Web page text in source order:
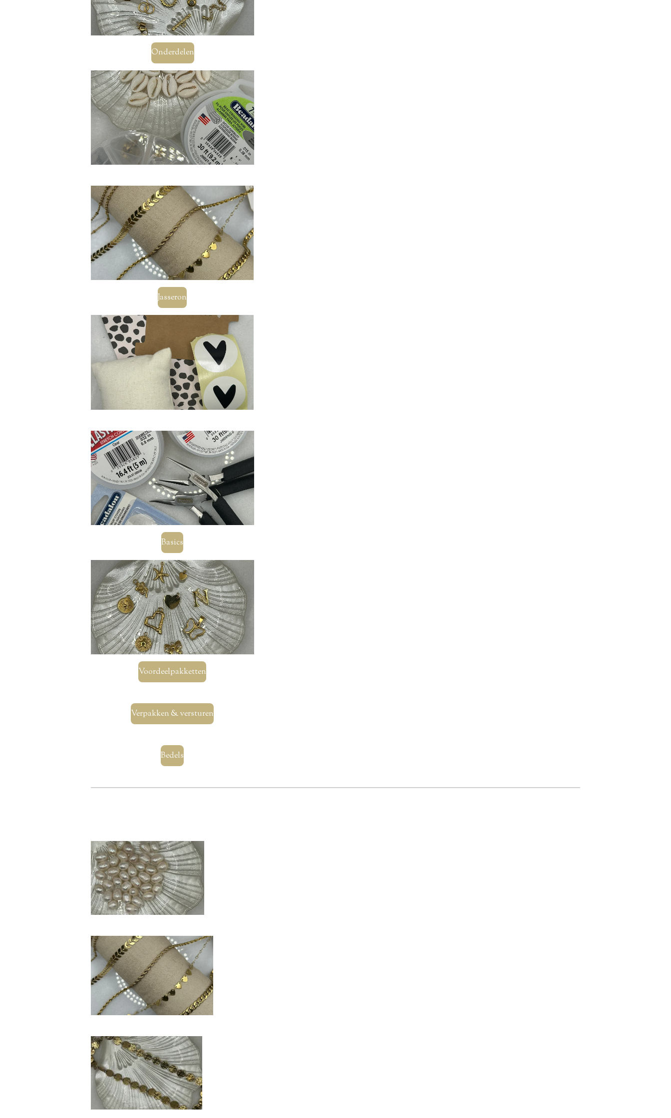
Onderdelen
Jasseron
Basics
Voordeelpakketten
Verpakken & versturen
Bedels